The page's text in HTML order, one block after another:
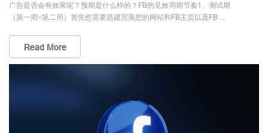
广告是否会有效果呢？预期是什么样的？FB的见效周期节奏1、测试期
（第一周~第二周）首先您需要搭建完善您的网站和FB主页以及FB ...
Read More